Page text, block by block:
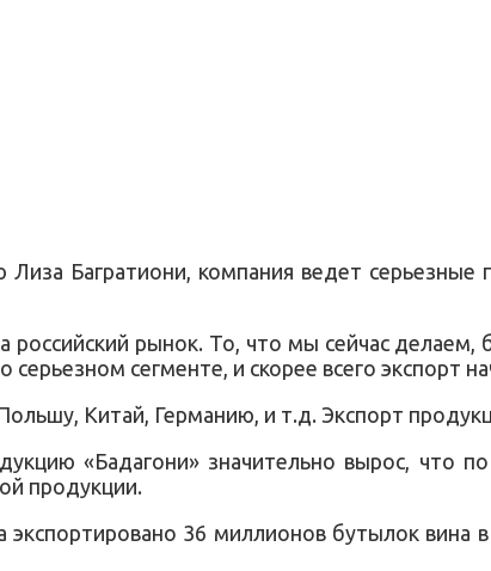
Багратиони, компания ведет серьезные
рынок. То, что мы сейчас
сегменте, и скорее всего экспорт
Китай, Германию, и т.д. Экспорт
«Бадагони» значительно вырос, что
продукции.
36 миллионов бутылок вина